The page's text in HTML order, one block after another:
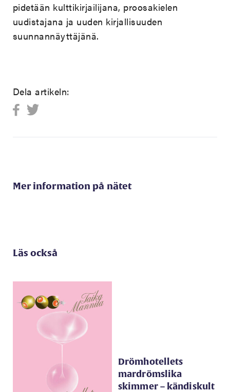
pidetään kulttikirjailijana, proosakielen
uudistajana ja uuden kirjallisuuden
suunnannäyttäjänä.
Dela artikeln:
Mer information på nätet
Läs också
Drömhotellets
mardrömslika
skimmer – kändiskult